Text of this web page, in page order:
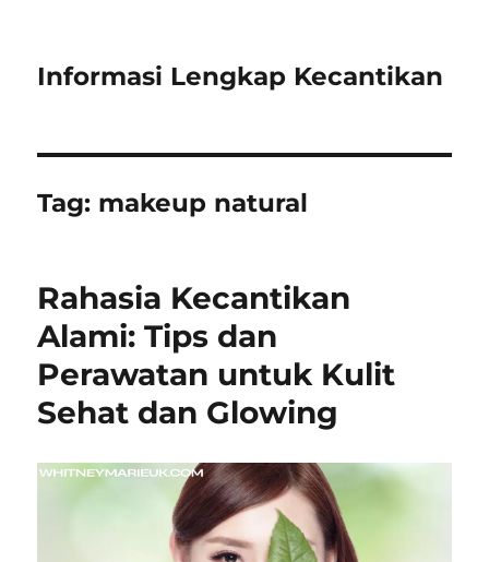
Informasi Lengkap Kecantikan
Tag: makeup natural
Rahasia Kecantikan
Alami: Tips dan
Perawatan untuk Kulit
Sehat dan Glowing